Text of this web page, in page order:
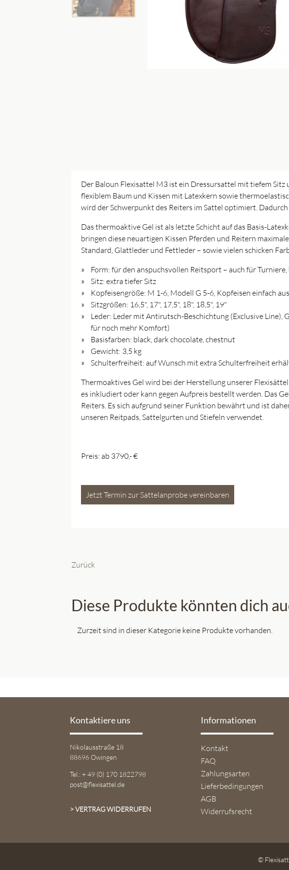
Der Baloun Flexisattel M3 ist ein Dressursattel mit tiefem
flexiblem Baum und Kissen mit Latexkern sowie
wird der Schwerpunkt des Reiters im Sattel optimiert.
Das thermoaktive Gel ist als letzte Schicht auf das Basis-
bringen diese neuartigen Kissen Pferden und Reitern
Standard, Glattleder und Fettleder – sowie vielen schicken
Form: für den anspuchsvollen Reitsport – auch für
Sitz: extra tiefer Sitz
Kopfeisengröße: M 1-6, Modell G 5-6, Kopfeisen einfach
Sitzgrößen: 16,5", 17", 17,5", 18", 18,5", 19"
Leder: Leder mit Antirutsch-Beschichtung (Exclusive
für noch mehr Komfort)
Basisfarben: black, dark chocolate, chestnut
Gewicht: 3,5 kg
Schulterfreiheit: auf Wunsch mit extra Schulterfreiheit
Thermoaktives Gel wird bei der Herstellung unserer
es inkludiert oder kann gegen Aufpreis bestellt werden. Das
Reiters. Es sich aufgrund seiner Funktion bewährt und ist
unseren Reitpads, Sattelgurten und Stiefeln verwendet.
Preis: ab 3790,- €
Jetzt Termin zur Sattelanprobe vereinbaren
Zurück
Diese Produkte könnten dich
Zurzeit sind in dieser Kategorie keine Produkte vorhanden.
Kontaktiere uns
Nikolausstraße 18
88696 Owingen
Tel.: + 49 (0) 170 1822798
post@flexisattel.de
> VERTRAG WIDERRUFEN
Informationen
Navigation
überspringen
Kontakt
FAQ
Zahlungsarten
Lieferbedingungen
AGB
Widerrufsrecht
©